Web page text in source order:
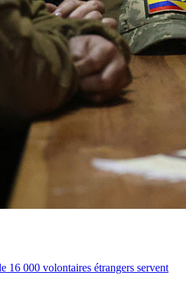
16 000 volontaires étrangers servent